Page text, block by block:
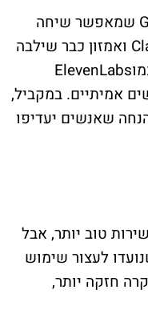
שמאפשר שיחה
ואמזון כבר שילבה
ElevenLabs
אמיתיים. במקביל,
שאנשים יעדיפו
טוב יותר, אבל
לעצור שימוש
חזקה יותר,